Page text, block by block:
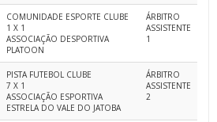
COMUNIDADE ESPORTE CLUBE
1 X 1
ASSOCIAÇÃO DESPORTIVA
PLATOON
ÁRBITRO
ASSISTENTE
1
PISTA FUTEBOL CLUBE
7 X 1
ASSOCIAÇÃO ESPORTIVA
ESTRELA DO VALE DO JATOBA
ÁRBITRO
ASSISTENTE
2